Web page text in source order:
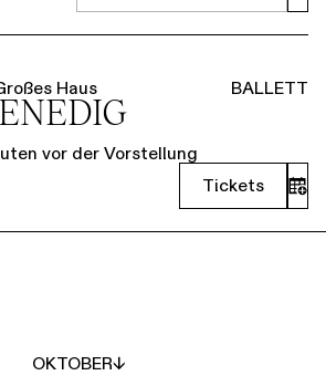
Haus BALLETT
vor der Vorstellung
Tickets
OKTOBER↓